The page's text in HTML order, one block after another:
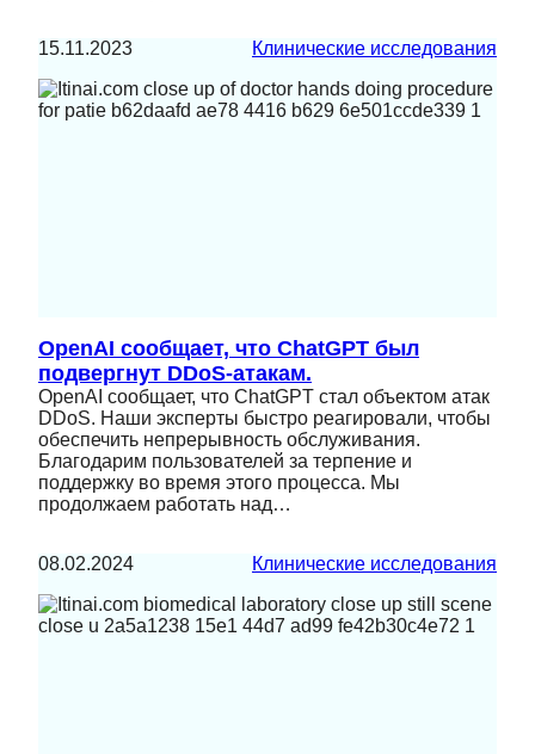
15.11.2023 Клинические исследования
OpenAI сообщает, что ChatGPT был
подвергнут DDoS-атакам.
OpenAI сообщает, что ChatGPT стал объектом атак
DDoS. Наши эксперты быстро реагировали, чтобы
обеспечить непрерывность обслуживания.
Благодарим пользователей за терпение и
поддержку во время этого процесса. Мы
продолжаем работать над…
08.02.2024 Клинические исследования